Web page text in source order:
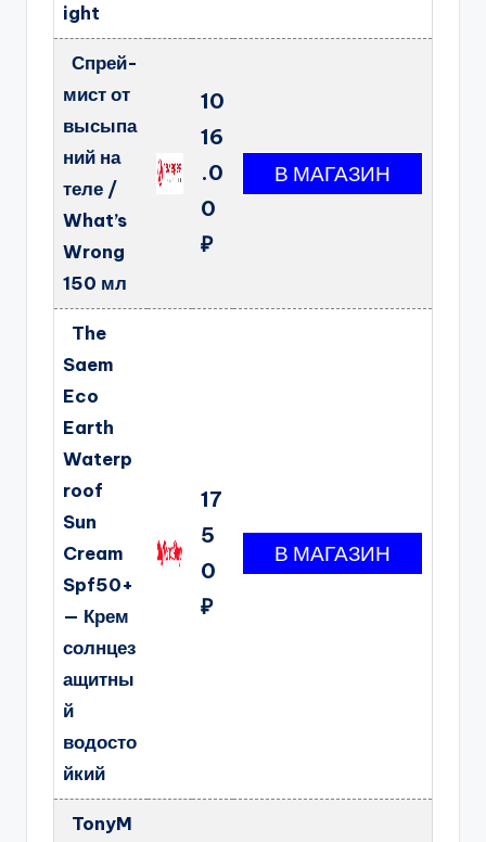
ight
Спрей-
мист от
высыпа
ний на
теле /
What’s
Wrong
150 мл
10
16
.0
0
₽
The
Saem
Eco
Earth
Waterp
roof
Sun
Cream
Spf50+
— Крем
солнцез
ащитны
й
водосто
йкий
17
5
0
₽
TonyM